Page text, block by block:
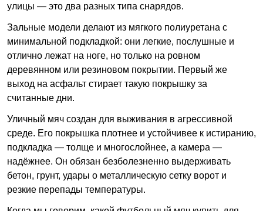
улицы — это два разных типа снарядов.
Зальные модели делают из мягкого полиуретана с
минимальной подкладкой: они легкие, послушные и
отлично лежат на ноге, но только на ровном
деревянном или резиновом покрытии. Первый же
выход на асфальт стирает такую покрышку за
считанные дни.
Уличный мяч создан для выживания в агрессивной
среде. Его покрышка плотнее и устойчивее к истиранию,
подкладка — толще и многослойнее, а камера —
надёжнее. Он обязан безболезненно выдерживать
бетон, грунт, удары о металлическую сетку ворот и
резкие перепады температуры.